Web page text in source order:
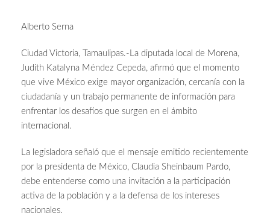
Alberto Serna
Ciudad Victoria, Tamaulipas.-La diputada local de Morena,
Judith Katalyna Méndez Cepeda, afirmó que el momento
que vive México exige mayor organización, cercanía con la
ciudadanía y un trabajo permanente de información para
enfrentar los desafíos que surgen en el ámbito
internacional.
La legisladora señaló que el mensaje emitido recientemente
por la presidenta de México, Claudia Sheinbaum Pardo,
debe entenderse como una invitación a la participación
activa de la población y a la defensa de los intereses
nacionales.